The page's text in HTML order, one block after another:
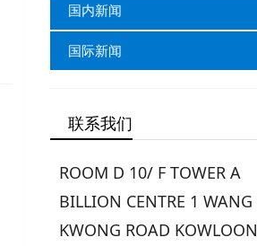
国内新闻
国际新闻
联系我们
ROOM D 10/ F TOWER A
BILLION CENTRE 1 WANG
KWONG ROAD KOWLOON